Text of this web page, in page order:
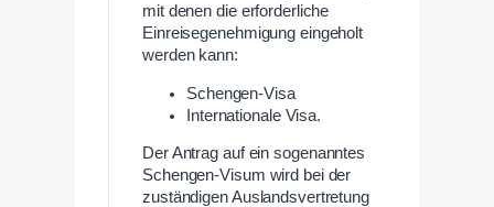
mit denen die erforderliche
Einreisegenehmigung eingeholt
werden kann:
Schengen-Visa
Internationale Visa.
Der Antrag auf ein sogenanntes
Schengen-Visum wird bei der
zuständigen Auslandsvertretung